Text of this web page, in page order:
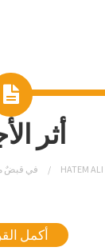
أثر
HATEM ALI في قبضٌ
أكمل